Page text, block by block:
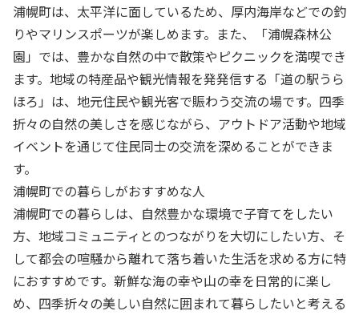
浦幌町は、太平洋に面しているため、厚内海岸などでの釣
りやマリンスポーツが楽しめます。また、「浦幌森林公
園」では、豊かな自然の中で散策やピクニックを満喫でき
ます。地域の特産品や観光情報を発発信する「道の駅うら
ほろ」は、地元住民や観光客で賑わう交流の場です。四季
折々の自然の美しさを感じながら、アウトドア活動や地域
イベントを通じて住民同士の交流を深めることができま
す。
浦幌町での暮らしがおすすめな人
浦幌町での暮らしは、自然豊かな環境で子育てをしたい
方、地域コミュニティとのつながりを大切にしたい方、そ
して都会の喧騒から離れて落ち着いた生活を求める方に特
におすすめです。新鮮な海の幸や山の幸を日常的に楽し
め、四季折々の美しい自然に囲まれて暮らしたいと考える